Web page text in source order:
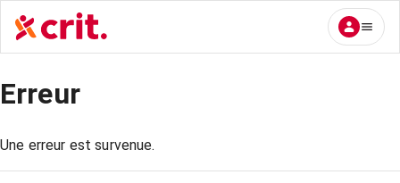
Erreur
Une erreur est survenue.